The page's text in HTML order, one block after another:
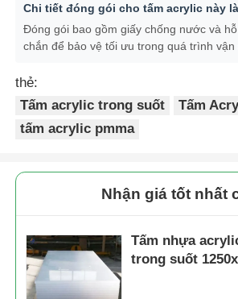
Chi tiết đóng gói cho tấm acrylic này
Đóng gói bao gồm giấy chống nước và
chắn để bảo vệ tối ưu trong quá trình vận
thẻ:
Tấm acrylic trong suốt
Tấm
tấm acrylic pmma
Nhận giá tốt nhất
Tấm nhựa
trong suốt